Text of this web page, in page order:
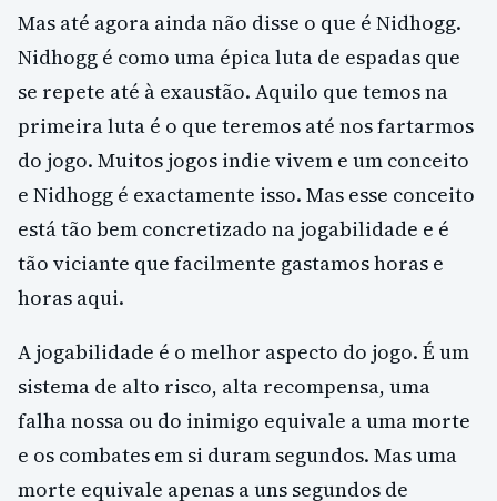
Mas até agora ainda não disse o que é Nidhogg.
Nidhogg é como uma épica luta de espadas que
se repete até à exaustão. Aquilo que temos na
primeira luta é o que teremos até nos fartarmos
do jogo. Muitos jogos indie vivem e um conceito
e Nidhogg é exactamente isso. Mas esse conceito
está tão bem concretizado na jogabilidade e é
tão viciante que facilmente gastamos horas e
horas aqui.
A jogabilidade é o melhor aspecto do jogo. É um
sistema de alto risco, alta recompensa, uma
falha nossa ou do inimigo equivale a uma morte
e os combates em si duram segundos. Mas uma
morte equivale apenas a uns segundos de